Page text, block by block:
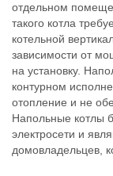
отдельном
такого котла
котельной
зависимости от
на установку.
контурном
отопление и не
Напольные котлы
электросети и
домовладельцев,